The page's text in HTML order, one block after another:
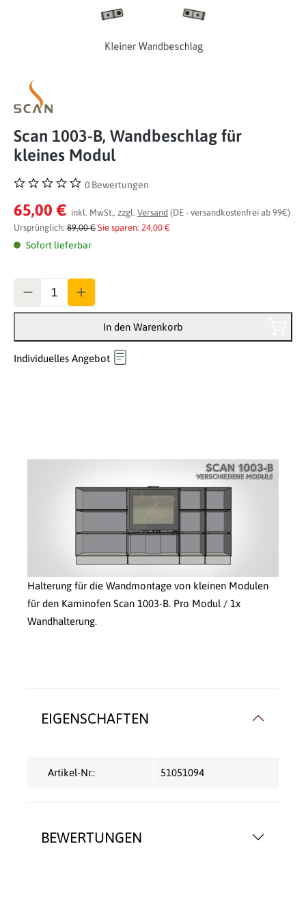
Scan 1003-B, Wandbeschlag für
kleines Modul
Durchschnittliche Bewertung von 0 von 5 Sternen
0 Bewertungen
65,00 € inkl. MwSt., zzgl. Versand (DE - versandkostenfrei ab 99€)
Ursprünglich: 89,00 € Sie sparen: 24,00 €
Sofort lieferbar
In den Warenkorb
Individuelles Angebot
Halterung für die Wandmontage von kleinen Modulen
für den Kaminofen Scan 1003-B. Pro Modul / 1x
Wandhalterung.
BEWERTUNGEN
EIGENSCHAFTEN
Artikel-Nr.: 51051094